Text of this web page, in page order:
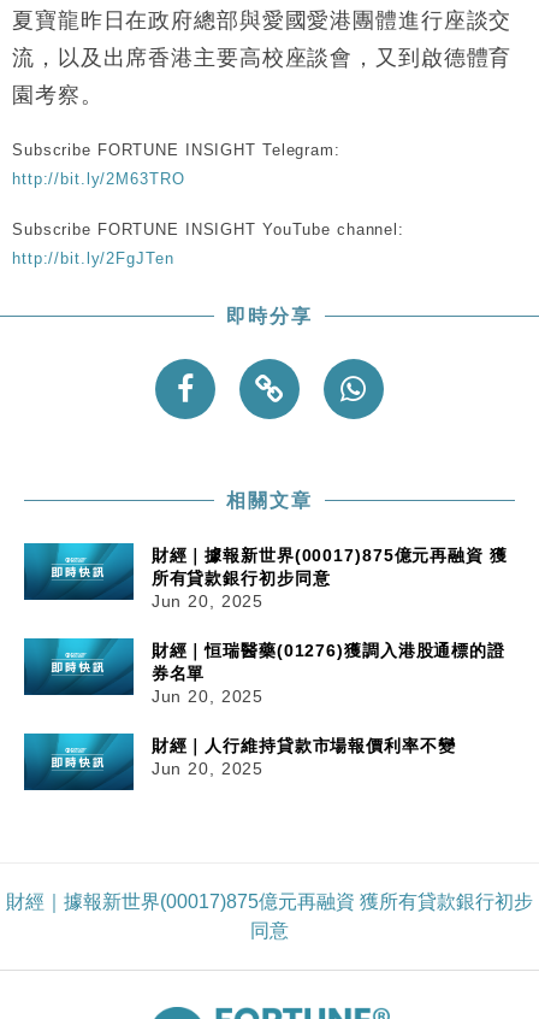
13:44
財經｜內地7月美元計價出口增近24%勝預期 貿易順
差達1125億美元
12:44
財經｜日本春季三度入市撐日圓 4月單日斥6.28萬億
日圓干預創新高
張
財經｜SA售股自救後再出手 斥4億美元押注未上市公
夏寶龍昨日在政府總部與愛國愛港團體進行座談交
流，以及出席香港主要高校座談會，又到啟德體育
園考察。
Subscribe FORTUNE INSIGHT Telegram:
http://bit.ly/2M63TRO
Subscribe FORTUNE INSIGHT YouTube channel:
http://bit.ly/2FgJTen
即時分享
相關文章
財經｜據報新世界(00017)875億元再融資 獲
所有貸款銀行初步同意
Jun 20, 2025
財經｜恒瑞醫藥(01276)獲調入港股通標的證
券名單
Jun 20, 2025
財經｜人行維持貸款市場報價利率不變
Jun 20, 2025
財經｜據報新世界(00017)875億元再融資 獲所有貸款銀行初步
同意